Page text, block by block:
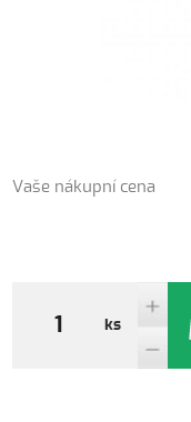
Vaše nákupní cena
ks